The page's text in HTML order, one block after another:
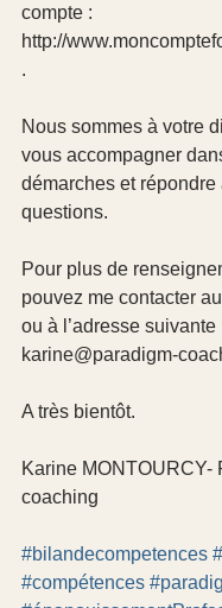
compte :
http://
.
Nous sommes à votre
vous accompagner
démarches et répondre
questions.
Pour plus de
pouvez me contacter
ou à l’adresse suivante
karine@paradigm-
A très bientôt.
Karine MONTOURCY-
coaching
#bilandecompetences
#compétences